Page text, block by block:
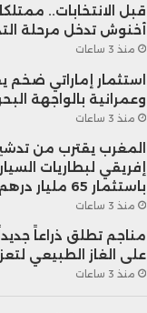
قبل الانتخابات..
أخنوش تدخل مرحلة
منذ 3 ساعات
استثمار إماراتي ضخم
وعمرانية بالواجهة
منذ 3 ساعات
المغرب يقترب من
إفريقي لبطاريات
باستثمار 65 مليار درهم
منذ 3 ساعات
مناجم تطلق ذراعاً
على الغاز الطبيعي
منذ 3 ساعات